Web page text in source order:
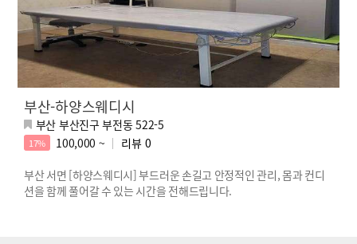
부산-하양스웨디시
부산 부산진구 부전동 522-5
17% 100,000 ~ 리뷰 0
부산 서면 [하양스웨디시] 부드러운 손길고 안정적인 관리, 몸과 컨디
션을 함께 풀어갈 수 있는 시간을 전해드립니다.